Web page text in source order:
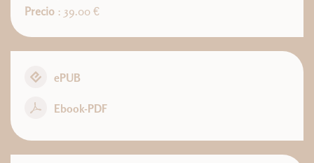
Precio : 39.00 €
ePUB
Ebook-PDF